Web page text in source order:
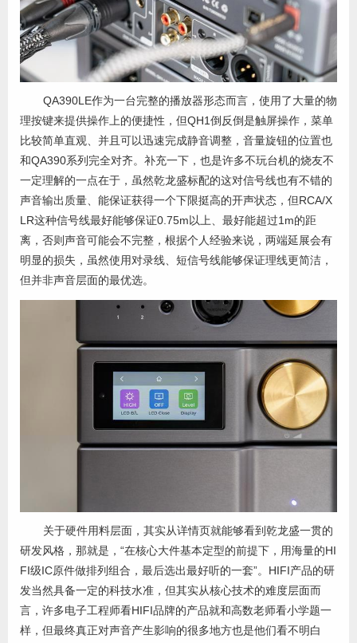
QA390LE作为一台完整的播放器形态而言，使用了大量的物
理按键来提供操作上的便捷性，但QH1倒反倒是触屏操作，菜单
比较简单直观、并且可以迅速完成静音调整，音量旋钮的位置也
和QA390系列完全对齐。补充一下，也是许多不玩台机的烧友不
一定理解的一点在于，虽然乾龙盛标配的这对信号线也有不错的
声音输出质量、能保证获得一个下限挺高的开声状态，但RCA/X
LR这种信号线最好能够保证0.75m以上、最好能超过1m的距
离，否则声音可能会不完整，根据个人经验来说，两端延展会有
明显的损失，虽然使用对录线、短信号线能够保证理线更简洁，
但并非声音层面的最优选。
关于硬件用料层面，其实从详情页就能够看到乾龙盛一贯的
研发风格，那就是，“在核心大件基本定型的前提下，用海量的HI
FI级IC原件做排列组合，最后选出最好听的一套”。HIFI产品的研
发当然具备一定的科技水准，但其实从核心技术的难度层面而
言，许多电子工程师看HIFI品牌的产品就和高数老师看小学题一
样，但最终真正对声音产生影响的很多地方也是他们看不明白